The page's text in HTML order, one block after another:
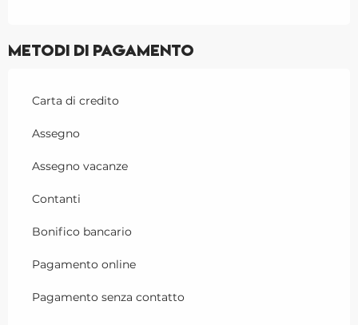
Metodi di pagamento
Carta di credito
Assegno
Assegno vacanze
Contanti
Bonifico bancario
Pagamento online
Pagamento senza contatto